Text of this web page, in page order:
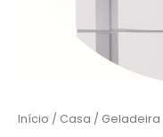
Início / Casa / Geladeira